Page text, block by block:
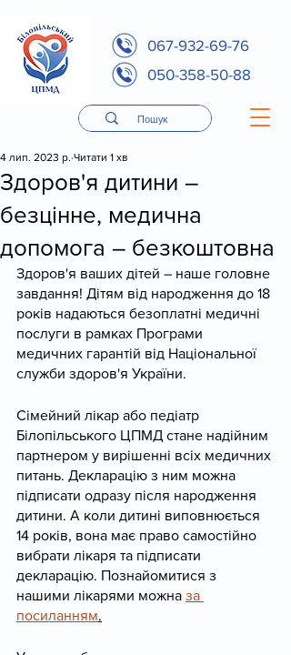
067-932-69-76
050-358-50-88
Здоров'я дитини –
безцінне, медична
допомога – безкоштовна
4 лип. 2023 р. Читати 1 хв
Здоров'я ваших дітей – наше головне
завдання! Дітям від народження до 18
років надаються безоплатні медичні
послуги в рамках Програми
медичних гарантій від Національної
служби здоров'я України.
Сімейний лікар або педіатр
Білопільського ЦПМД стане надійним
партнером у вирішенні всіх медичних
питань. Декларацію з ним можна
підписати одразу після народження
дитини. А коли дитині виповнюється
14 років, вона має право самостійно
вибрати лікаря та підписати
декларацію. Познайомитися з
нашими лікарями можна за
посиланням.